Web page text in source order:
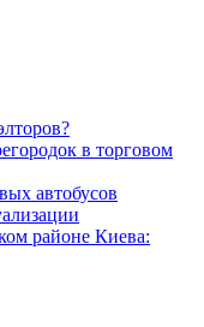
в торговом
автобусов
районе Киева: